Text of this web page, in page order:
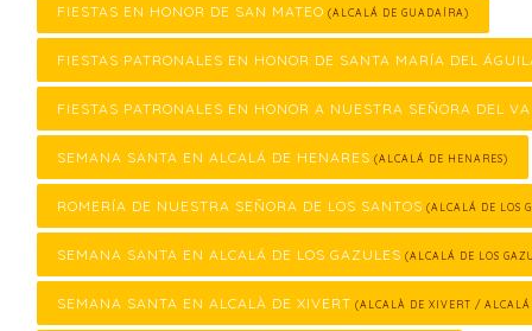
FIESTAS EN HONOR DE SAN MATEO (ALCALÁ DE GUADAÍRA)
FIESTAS PATRONALES EN HONOR DE SANTA MARÍA DEL
FIESTAS PATRONALES EN HONOR A NUESTRA SEÑORA DEL
SEMANA SANTA EN ALCALÁ DE HENARES (ALCALÁ DE HENARES)
ROMERÍA DE NUESTRA SEÑORA DE LOS SANTOS (ALCALÁ DE LOS
SEMANA SANTA EN ALCALÁ DE LOS GAZULES (ALCALÁ DE LOS
SEMANA SANTA EN ALCALÀ DE XIVERT (ALCALÀ DE XIVERT /